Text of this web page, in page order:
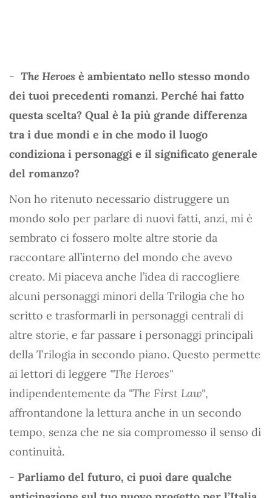
- The Heroes è ambientato nello stesso mondo
dei tuoi precedenti romanzi. Perché hai fatto
questa scelta? Qual è la più grande differenza
tra i due mondi e in che modo il luogo
condiziona i personaggi e il significato generale
del romanzo?
Non ho ritenuto necessario distruggere un
mondo solo per parlare di nuovi fatti, anzi, mi è
sembrato ci fossero molte altre storie da
raccontare all’interno del mondo che avevo
creato. Mi piaceva anche l’idea di raccogliere
alcuni personaggi minori della Trilogia che ho
scritto e trasformarli in personaggi centrali di
altre storie, e far passare i personaggi principali
della Trilogia in secondo piano. Questo permette
ai lettori di leggere "The Heroes"
indipendentemente da "The First Law",
affrontandone la lettura anche in un secondo
tempo, senza che ne sia compromesso il senso di
continuità.
- Parliamo del futuro, ci puoi dare qualche